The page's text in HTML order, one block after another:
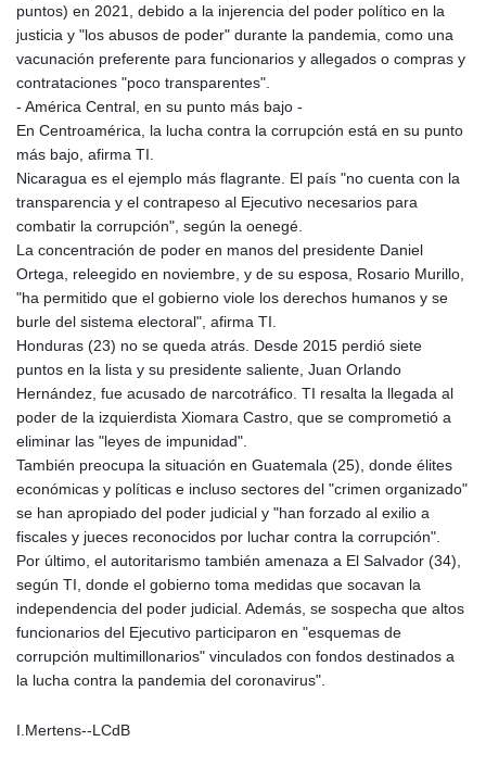
NAD 18.726567
NGN 1577.963717
NIO 42.419473
NOK 10.99759
NPR 175.501819
NZD 1.966719
PAB 1.152686
PEN 3.903651
PGK 5.093937
PHP 70.183258
PKR 320.014324
PLN 4.299905
PYG 6853.914834
QAR 4.213648
RON 5.244583
RSD 117.338542
RUB 94.338828
RWF 1694.978938
SAR 4.341973
SBD 9.325039
SCR 16.705092
SDG 694.263698
SEK 10.961095
SGD 1.477585
SLE 28.445176
SOS 658.791814
SRD 43.778814
STD 23929.673396
puntos) en 2021, debido a la injerencia del poder político en la
justicia y "los abusos de poder" durante la pandemia, como una
vacunación preferente para funcionarios y allegados o compras y
contrataciones "poco transparentes".
- América Central, en su punto más bajo -
En Centroamérica, la lucha contra la corrupción está en su punto
más bajo, afirma TI.
Nicaragua es el ejemplo más flagrante. El país "no cuenta con la
transparencia y el contrapeso al Ejecutivo necesarios para
combatir la corrupción", según la oenegé.
La concentración de poder en manos del presidente Daniel
Ortega, releegido en noviembre, y de su esposa, Rosario Murillo,
"ha permitido que el gobierno viole los derechos humanos y se
burle del sistema electoral", afirma TI.
Honduras (23) no se queda atrás. Desde 2015 perdió siete
puntos en la lista y su presidente saliente, Juan Orlando
Hernández, fue acusado de narcotráfico. TI resalta la llegada al
poder de la izquierdista Xiomara Castro, que se comprometió a
eliminar las "leyes de impunidad".
También preocupa la situación en Guatemala (25), donde élites
económicas y políticas e incluso sectores del "crimen organizado"
se han apropiado del poder judicial y "han forzado al exilio a
fiscales y jueces reconocidos por luchar contra la corrupción".
Por último, el autoritarismo también amenaza a El Salvador (34),
según TI, donde el gobierno toma medidas que socavan la
independencia del poder judicial. Además, se sospecha que altos
funcionarios del Ejecutivo participaron en "esquemas de
corrupción multimillonarios" vinculados con fondos destinados a
la lucha contra la pandemia del coronavirus".
I.Mertens--LCdB